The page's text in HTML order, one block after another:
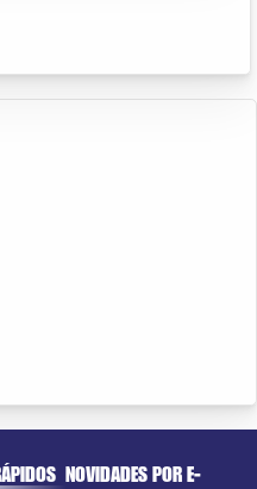
NOVIDADES POR E-